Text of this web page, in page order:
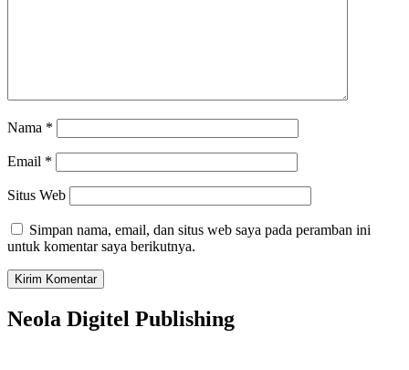
Nama *
Email *
Situs Web
Simpan nama, email, dan situs web saya pada peramban ini
untuk komentar saya berikutnya.
Neola Digitel Publishing